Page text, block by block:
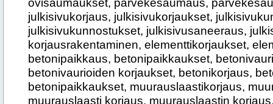
julkisivukorjaus, julkisivukorjaukset,
julkisivukunnostukset, julkisivusaneeraus,
korjausrakentaminen, elementtikorjaukset,
betonipaikkaus, betonipaikkaukset,
betonivaurioiden korjaukset, betonikorjaus,
betonipaikkaukset, muurauslaastikorjaus,
muurauslaasti korjaus, muurauslaastin